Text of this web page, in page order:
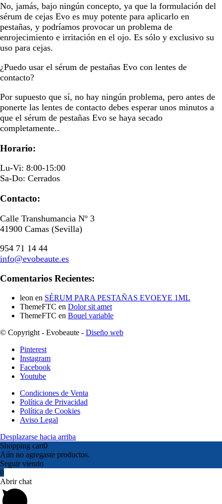
No, jamás, bajo ningún concepto, ya que la formulación del
sérum de cejas Evo es muy potente para aplicarlo en
pestañas, y podríamos provocar un problema de
enrojecimiento e irritación en el ojo. Es sólo y exclusivo su
uso para cejas.
¿Puedo usar el sérum de pestañas Evo con lentes de
contacto?
Por supuesto que sí, no hay ningún problema, pero antes de
ponerte las lentes de contacto debes esperar unos minutos a
que el sérum de pestañas Evo se haya secado
completamente..
Horario:
Lu-Vi: 8:00-15:00
Sa-Do: Cerrados
Contacto:
Calle Transhumancia Nº 3
41900 Camas (Sevilla)
954 71 14 44
info@evobeaute.es
Comentarios Recientes:
leon en SÉRUM PARA PESTAÑAS EVOEYE 1ML
ThemeFTC en Dolor sit amet
ThemeFTC en Bouel variable
© Copyright - Evobeaute - Diseño web
Pinterest
Instagram
Facebook
Youtube
Condiciones de Venta
Política de Privacidad
Política de Cookies
Aviso Legal
Desplazarse hacia arriba
Shopping cart0
Aún no agregaste productos.
Seguir viendo
0
Abrir chat